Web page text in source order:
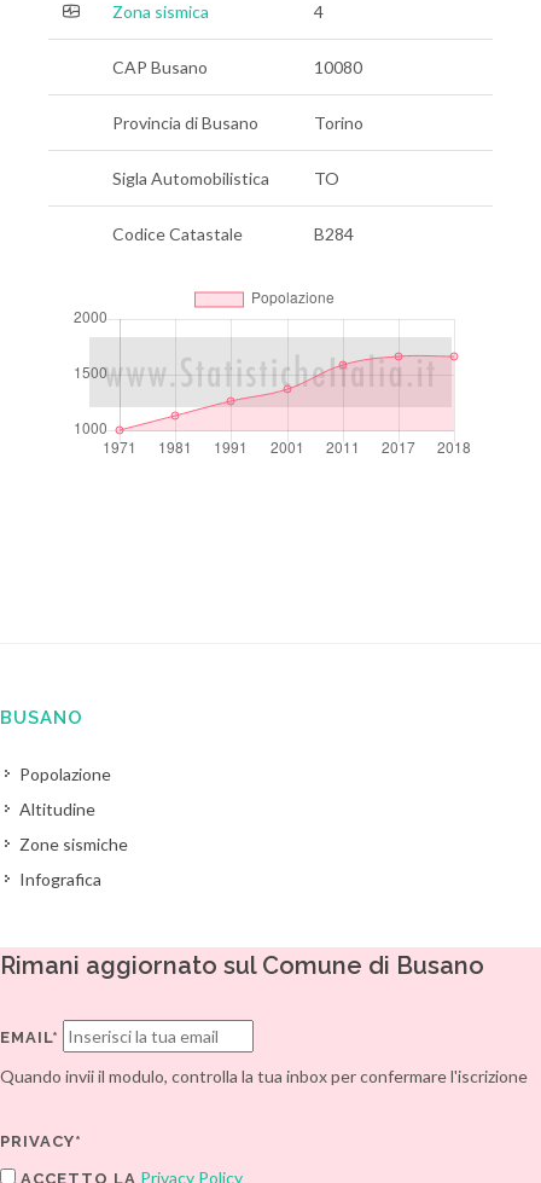
Zona sismica 4
CAP Busano 10080
Provincia di Busano Torino
Sigla Automobilistica TO
Codice Catastale B284
BUSANO
Popolazione
Altitudine
Zone sismiche
Infografica
Rimani aggiornato sul Comune di Busano
EMAIL*
Quando invii il modulo, controlla la tua inbox per confermare l'iscrizione
PRIVACY*
ACCETTO LA Privacy Policy